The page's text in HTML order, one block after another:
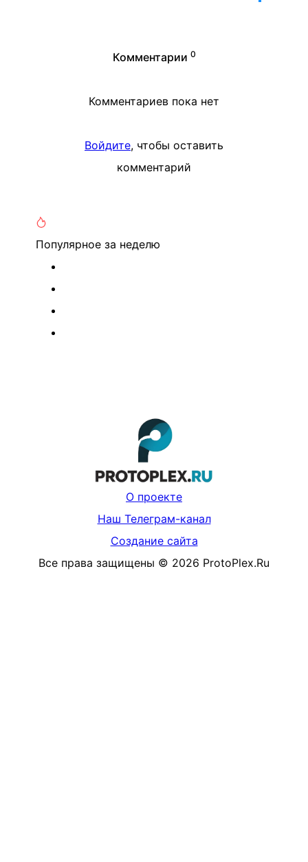
Комментарии 0
Комментариев пока нет
Войдите, чтобы оставить
комментарий
Популярное за неделю
О проекте
Наш Телеграм-канал
Создание сайта
Все права защищены © 2026 ProtoPlex.Ru